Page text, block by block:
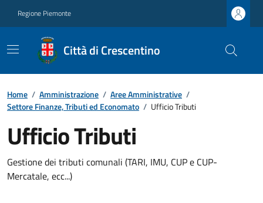
Regione Piemonte
Città di Crescentino
Home / Amministrazione / Aree Amministrative /
Settore Finanze, Tributi ed Economato / Ufficio Tributi
Ufficio Tributi
Gestione dei tributi comunali (TARI, IMU, CUP e CUP-
Mercatale, ecc...)